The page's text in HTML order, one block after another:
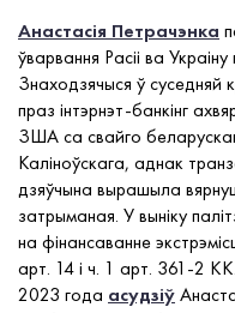
Анастасія Петрачэнка
ўварвання Расіі ва
Знаходзячыся ў суседняй
праз інтэрнэт-банкінг
ЗША са свайго
Каліноўскага, аднак
дзяўчына вырашыла
затрыманая. У выніку
на фінансаванне
арт. 14 і ч. 1 арт. 361-2
2023 года асудзіў